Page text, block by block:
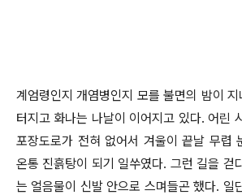
계엄령인지 개염병인지 모를 불면의 밤이
터지고 화나는 나날이 이어지고 있다. 어린
포장도로가 전혀 없어서 겨울이 끝날 무렵
온통 진흙탕이 되기 일쑤였다. 그런 길을 걷
는 얼음물이 신발 안으로 스며들곤 했다. 일